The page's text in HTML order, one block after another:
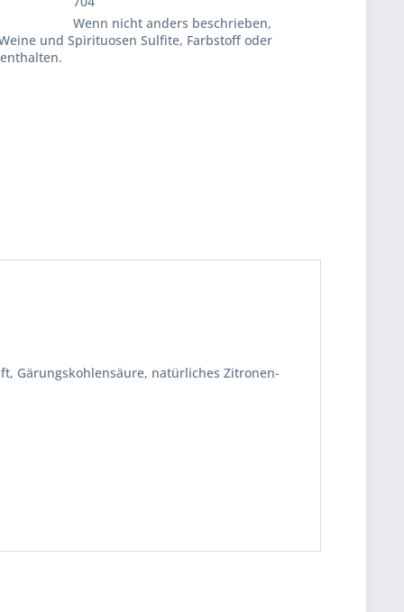
Wenn nicht anders beschrieben,
und Spirituosen Sulfite, Farbstoff oder
Gärungskohlensäure, natürliches Zitronen-